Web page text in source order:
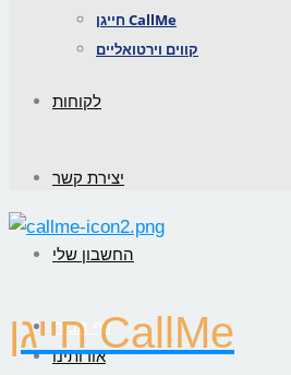
חייגן CallMe
קווים וירטואליים
לקוחות
יצירת קשר
החשבון שלי
דף הבית
אודותינוחייגן CallMe